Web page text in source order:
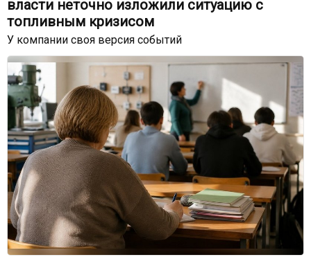
власти неточно изложили ситуацию с
топливным кризисом
У компании своя версия событий